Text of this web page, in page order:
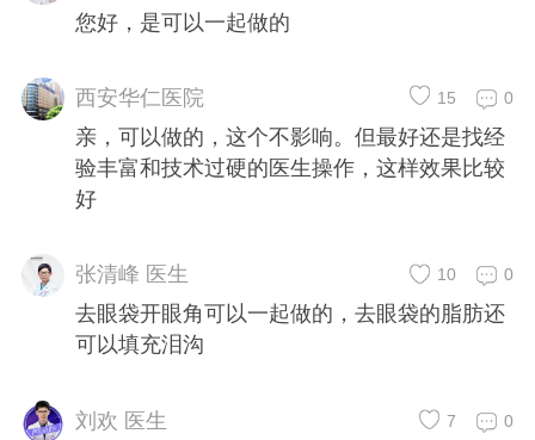
您好，是可以一起做的
西安华仁医院 0
15
亲，可以做的，这个不影响。但最好还是找经
验丰富和技术过硬的医生操作，这样效果比较
好
张清峰 医生 0
10
去眼袋开眼角可以一起做的，去眼袋的脂肪还
可以填充泪沟
刘欢 医生 0
7